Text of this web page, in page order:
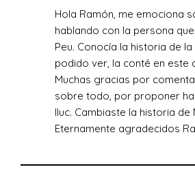
Hola Ramón, me emociona
hablando con la persona
Peu. Conocía la historia de
podido ver, la conté en este
Muchas gracias por
sobre todo, por proponer
lluc. Cambiaste la historia de
Eternamente agradecidos